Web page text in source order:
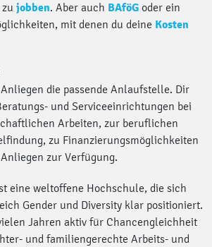
jobben. Aber auch BAföG oder ein
mit denen du deine Kosten
die passende Anlaufstelle. Dir
und Serviceeinrichtungen bei
Arbeiten, zur beruflichen
zu Finanzierungsmöglichkeiten
zur Verfügung.
eine weltoffene Hochschule, die sich
Gender und Diversity klar positioniert.
Jahren aktiv für Chancengleichheit
und familiengerechte Arbeits- und